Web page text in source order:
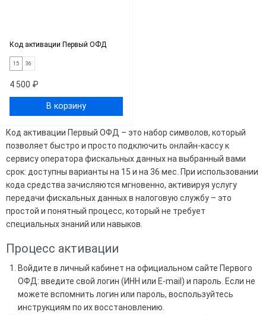
Код активации Первый ОФД
15 36
4 500 ₽
В корзину
Код активации Первый ОФД – это набор символов, который
позволяет быстро и просто подключить онлайн-кассу к
сервису оператора фискальных данных на выбранный вами
срок: доступны варианты на 15 и на 36 мес. При использовании
кода средства зачисляются мгновенно, активируя услугу
передачи фискальных данных в налоговую службу – это
простой и понятный процесс, который не требует
специальных знаний или навыков.
Процесс активации
Войдите в личный кабинет на официальном сайте Первого
ОФД: введите свой логин (ИНН или E-mail) и пароль. Если не
можете вспомнить логин или пароль, воспользуйтесь
инструкциям по их восстановлению.